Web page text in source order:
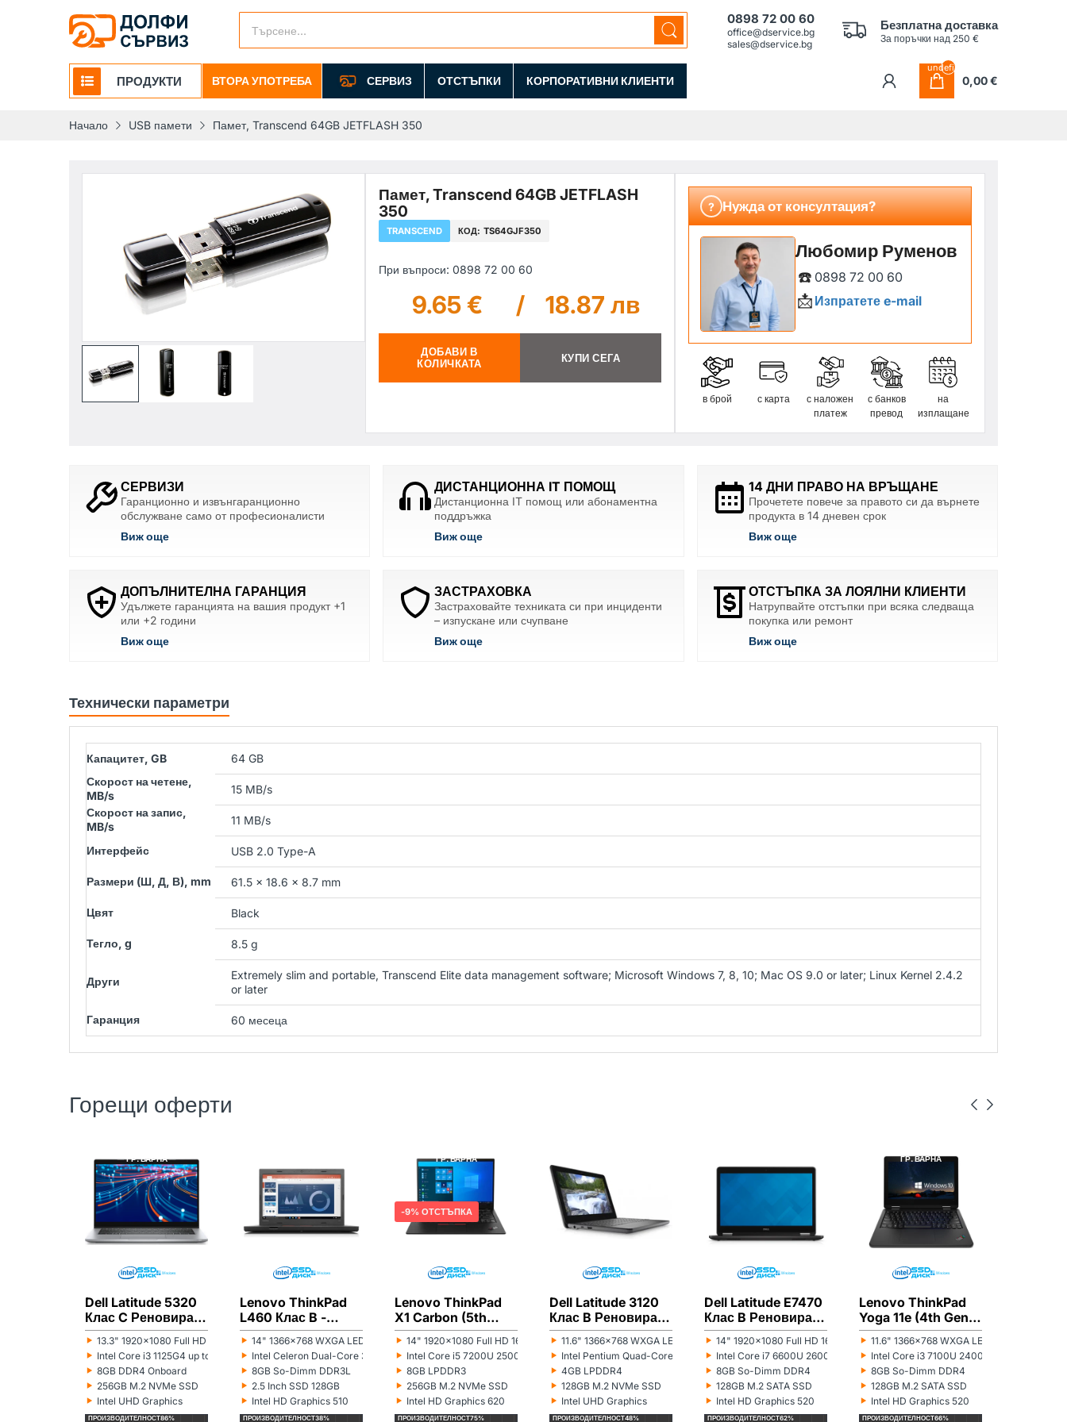
0898 72 00 60
office@dservice.bg
sales@dservice.bg
Безплатна доставка
За поръчки над 250 €
ПРОДУКТИ ВТОРА УПОТРЕБА СЕРВИЗ ОТСТЪПКИ КОРПОРАТИВНИ КЛИЕНТИ
undefined
0,00 €
Начало USB памети Памет, Transcend 64GB JETFLASH 350
Памет, Transcend 64GB JETFLASH
350
TRANSCEND КОД: TS64GJF350
При въпроси: 0898 72 00 60
9.65 € / 18.87 лв
ДОБАВИ В
КОЛИЧКАТА
КУПИ СЕГА
? Нужда от консултация?
Любомир Руменов
☎️ 0898 72 00 60
📩 Изпратете e-mail
в брой с карта
с наложен
платеж
с банков
превод
на
изплащане
СЕРВИЗИ
Гаранционно и извънгаранционно
обслужване само от професионалисти
Виж още
ДИСТАНЦИОННА IT ПОМОЩ
Дистанционна IT помощ или абонаментна
поддръжка
Виж още
14 ДНИ ПРАВО НА ВРЪЩАНЕ
Прочетете повече за правото си да върнете
продукта в 14 дневен срок
Виж още
ДОПЪЛНИТЕЛНА ГАРАНЦИЯ
Удължете гаранцията на вашия продукт +1
или +2 години
Виж още
ЗАСТРАХОВКА
Застраховайте техниката си при инциденти
– изпускане или счупване
Виж още
ОТСТЪПКА ЗА ЛОЯЛНИ КЛИЕНТИ
Натрупвайте отстъпки при всяка следваща
покупка или ремонт
Виж още
Технически параметри
Капацитет, GB
64 GB
Скорост на четене,
MB/s
15 MB/s
Скорост на запис,
MB/s
11 MB/s
Интерфейс USB 2.0 Type-A
Размери (Ш, Д, В), mm 61.5 x 18.6 x 8.7 mm
Цвят Black
Тегло, g 8.5 g
Други
Extremely slim and portable, Transcend Elite data management software; Microsoft Windows 7, 8, 10; Mac OS 9.0 or later; Linux Kernel 2.4.2
or later
Гаранция 60 месеца
Горещи оферти
ГР. ВАРНА
Dell Latitude 5320
Клас C Реновиран
лаптоп
‣
Монитор:
13.3" 1920x1080 Full HD 16:9
‣
Процесор:
Intel Core i3 1125G4 up to 3.70GHz 8MB
‣
Рам памет:
8GB DDR4 Onboard
‣
Хард диск:
256GB M.2 NVMe SSD
‣
Видеокарта:
Intel UHD Graphics
ПРОИЗВОДИТЕЛНОСТ86%
Lenovo ThinkPad
L460 Клас B -
Реновиран лаптоп
‣
Монитор:
14" 1366x768 WXGA LED 16:9
‣
Процесор:
Intel Celeron Dual-Core 3855U 1600MHz 2MB
‣
Рам памет:
8GB So-Dimm DDR3L
‣
Хард диск:
2.5 Inch SSD 128GB
‣
Видеокарта:
Intel HD Graphics 510
ПРОИЗВОДИТЕЛНОСТ38%
ГР. ВАРНА
9% ОТСТЪПКА
Lenovo ThinkPad
X1 Carbon (5th
Gen) Клас B
Реновиран лаптоп
‣
Монитор:
14" 1920x1080 Full HD 16:9
‣
Процесор:
Intel Core i5 7200U 2500MHz 3MB
‣
Рам памет:
8GB LPDDR3
‣
Хард диск:
256GB M.2 NVMe SSD
‣
Видеокарта:
Intel HD Graphics 620
ПРОИЗВОДИТЕЛНОСТ75%
Dell Latitude 3120
Клас B Реновиран
лаптоп
‣
Монитор:
11.6" 1366x768 WXGA LED 16:9
‣
Процесор:
Intel Pentium Quad-Core Silver N5100 1100MHz 4MB
‣
Рам памет:
4GB LPDDR4
‣
Хард диск:
128GB M.2 NVMe SSD
‣
Видеокарта:
Intel UHD Graphics
ПРОИЗВОДИТЕЛНОСТ48%
Dell Latitude E7470
Клас B Реновиран
лаптоп
‣
Монитор:
14" 1920x1080 Full HD 16:9
‣
Процесор:
Intel Core i7 6600U 2600MHz 4MB
‣
Рам памет:
8GB So-Dimm DDR4
‣
Хард диск:
128GB M.2 SATA SSD
‣
Видеокарта:
Intel HD Graphics 520
ПРОИЗВОДИТЕЛНОСТ62%
ГР. ВАРНА
Lenovo ThinkPad
Yoga 11e (4th Gen)
Клас А- Реновиран
лаптоп
‣
Монитор:
11.6" 1366x768 WXGA LED 16:9
‣
Процесор:
Intel Core i3 7100U 2400MHz 3MB
‣
Рам памет:
8GB So-Dimm DDR4
‣
Хард диск:
128GB M.2 SATA SSD
‣
Видеокарта:
Intel HD Graphics 520
ПРОИЗВОДИТЕЛНОСТ66%